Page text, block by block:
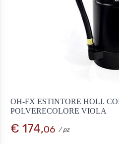
OH-FX ESTINTORE HOLI.
POLVERECOLORE VIOLA
€ 174,06 / pz